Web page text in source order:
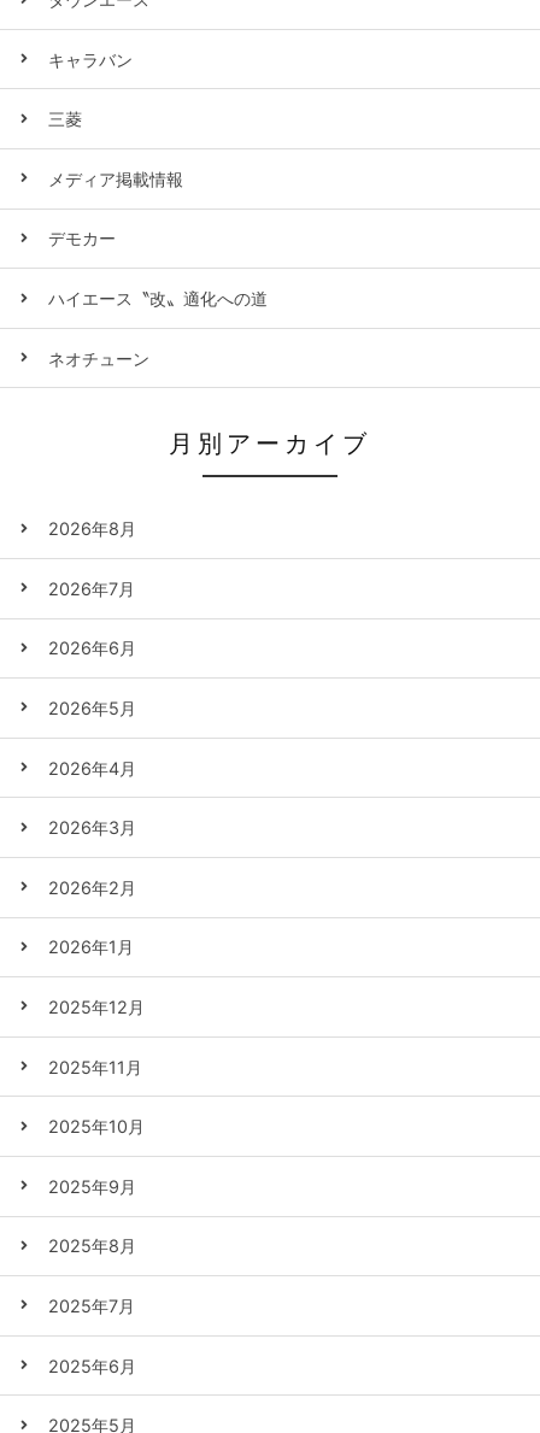
キャラバン
三菱
メディア掲載情報
デモカー
ハイエース〝改〟適化への道
ネオチューン
月別アーカイブ
2026年8月
2026年7月
2026年6月
2026年5月
2026年4月
2026年3月
2026年2月
2026年1月
2025年12月
2025年11月
2025年10月
2025年9月
2025年8月
2025年7月
2025年6月
2025年5月